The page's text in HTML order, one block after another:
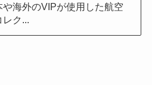
や海外のVIPが使用した航空
レク...